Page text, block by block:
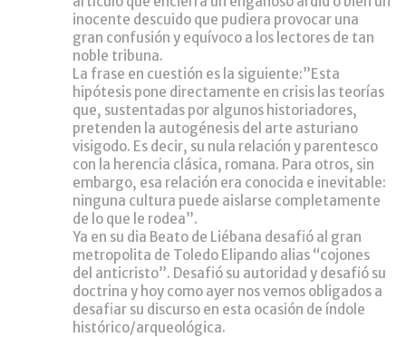
inocente descuido que pudiera provocar una
gran confusión y equívoco a los lectores de tan
noble tribuna.
La frase en cuestión es la siguiente:”Esta
hipótesis pone directamente en crisis las teorías
que, sustentadas por algunos historiadores,
pretenden la autogénesis del arte asturiano
visigodo. Es decir, su nula relación y parentesco
con la herencia clásica, romana. Para otros, sin
embargo, esa relación era conocida e inevitable:
ninguna cultura puede aislarse completamente
de lo que le rodea”.
Ya en su dia Beato de Liébana desafió al gran
metropolita de Toledo Elipando alias “cojones
del anticristo”. Desafió su autoridad y desafió su
doctrina y hoy como ayer nos vemos obligados a
desafiar su discurso en esta ocasión de índole
histórico/arqueológica.